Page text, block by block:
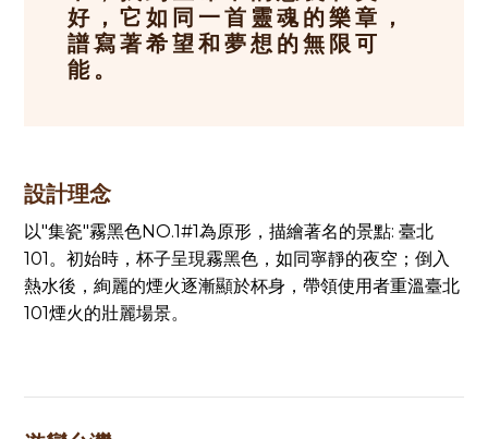
好，它如同一首靈魂的樂章，
譜寫著希望和夢想的無限可
能。
設計理念
以"集瓷"霧黑色NO.1#1為原形，描繪著名的景點: 臺北
101。初始時，杯子呈現霧黑色，如同寧靜的夜空；倒入
熱水後，絢麗的煙火逐漸顯於杯身，帶領使用者重溫臺北
101煙火的壯麗場景。